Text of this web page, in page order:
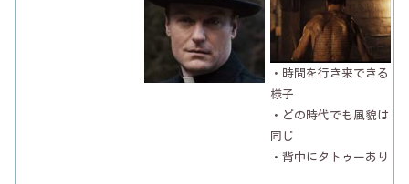
・時間を行き来できる
様子
・どの時代でも風貌は
同じ
・背中にタトゥーあり